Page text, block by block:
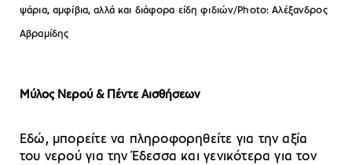
ψάρια, αμφίβια, αλλά και διάφορα είδη φιδιών/Photo: Αλέξανδρος
Αβραμίδης
Μύλος Νερού & Πέντε Αισθήσεων
Εδώ, μπορείτε να πληροφορηθείτε για την αξία
του νερού για την Έδεσσα και γενικότερα για τον